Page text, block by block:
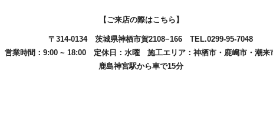
【ご来店の際はこちら】
〒314-0134 茨城県神栖市賀2108−166 TEL.0299-95-7048
営業時間：9:00 ~ 18:00 定休日：水曜 施工エリア： 神栖市・ 鹿嶋市・ 潮来
鹿島神宮駅から車で15分